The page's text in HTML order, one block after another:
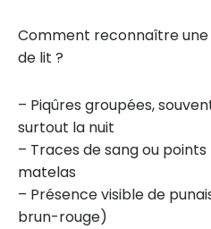
Comment reconnaître
de lit ?
– Piqûres groupées,
surtout la nuit
– Traces de sang ou
matelas
– Présence visible de
brun-rouge)